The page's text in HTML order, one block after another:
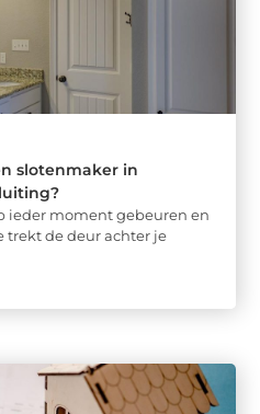
slotenmaker in
ieder moment gebeuren en
trekt de deur achter je